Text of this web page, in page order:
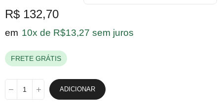
R$ 132,70
em 10x de R$13,27 sem juros
FRETE GRÁTIS
ADICIONAR